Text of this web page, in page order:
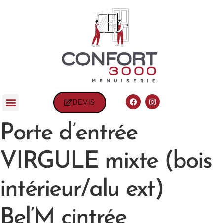
DEVIS
Porte d’entrée
VIRGULE mixte (bois
intérieur/alu ext)
Bel’M cintrée